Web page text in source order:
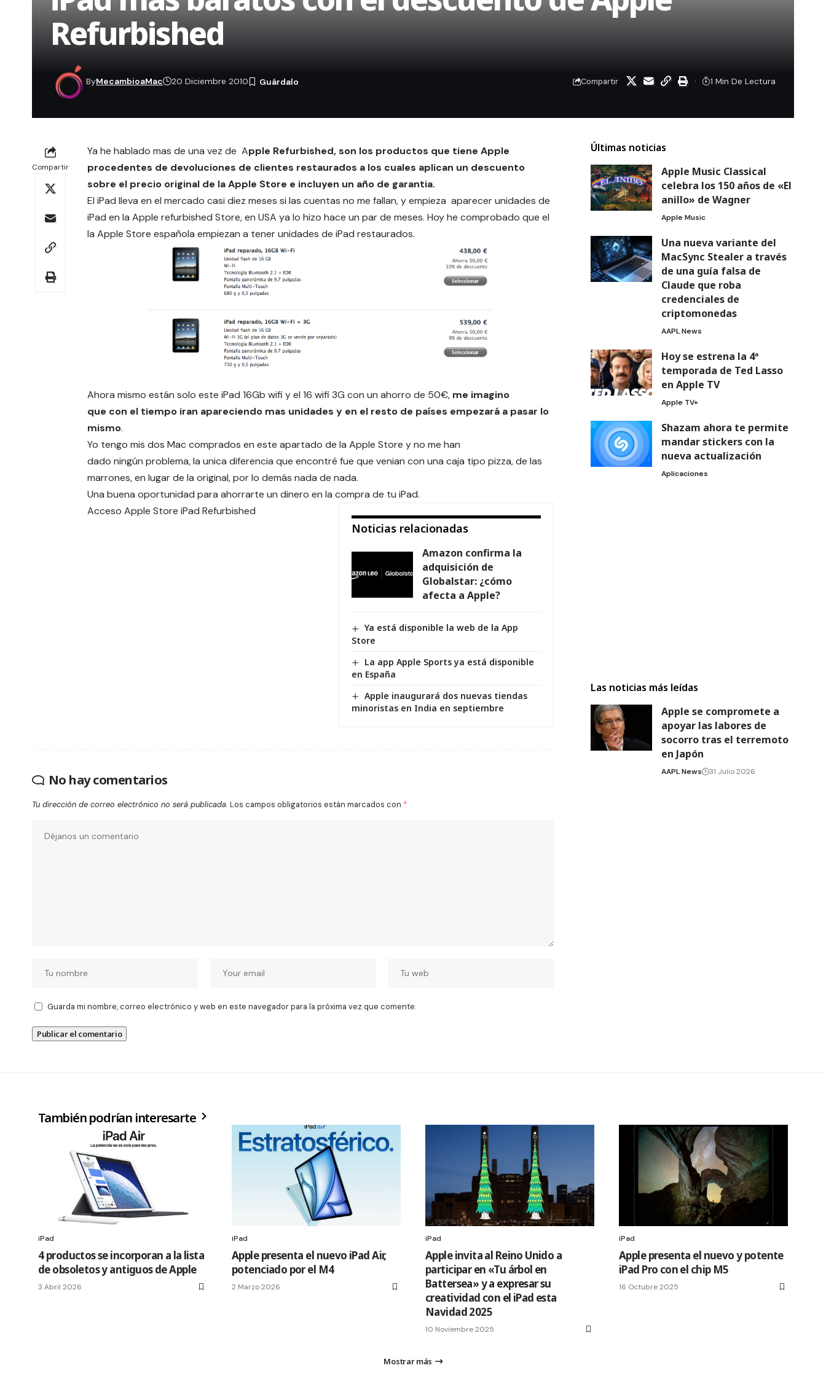
Refurbished
ByMecambioaMac 20 Diciembre 2010 Compartir 1 Min De Lectura
Compartir
Ya he hablado mas de una vez de Apple Refurbished, son los productos que tiene Apple
procedentes de devoluciones de clientes restaurados a los cuales aplican un descuento
sobre el precio original de la Apple Store e incluyen un año de garantia.
El iPad lleva en el mercado casi diez meses si las cuentas no me fallan, y empieza aparecer unidades de
iPad en la Apple refurbished Store, en USA ya lo hizo hace un par de meses. Hoy he comprobado que el
la Apple Store española empiezan a tener unidades de iPad restaurados.
Ahora mismo están solo este iPad 16Gb wifi y el 16 wifi 3G con un ahorro de 50€, me imagino
que con el tiempo iran apareciendo mas unidades y en el resto de países empezará a pasar lo
mismo.
Yo tengo mis dos Mac comprados en este apartado de la Apple Store y no me han
dado ningún problema, la unica diferencia que encontré fue que venian con una caja tipo pizza, de las
marrones, en lugar de la original, por lo demás nada de nada.
Una buena oportunidad para ahorrarte un dinero en la compra de tu iPad.
Noticias relacionadas
Amazon confirma la
adquisición de
Globalstar: ¿cómo
afecta a Apple?
Ya está disponible la web de la App
Store
La app Apple Sports ya está disponible
en España
Apple inaugurará dos nuevas tiendas
minoristas en India en septiembre
Acceso Apple Store iPad Refurbished
No hay comentarios
Tu dirección de correo electrónico no será publicada. Los campos obligatorios están marcados con *
Guarda mi nombre, correo electrónico y web en este navegador para la próxima vez que comente.
Últimas noticias
Apple Music Classical
celebra los 150 años de «El
anillo» de Wagner
Apple Music
Una nueva variante del
MacSync Stealer a través
de una guía falsa de
Claude que roba
credenciales de
criptomonedas
AAPL News
Hoy se estrena la 4ª
temporada de Ted Lasso
en Apple TV
Apple TV+
Shazam ahora te permite
mandar stickers con la
nueva actualización
Aplicaciones
Las noticias más leídas
Apple se compromete a
apoyar las labores de
socorro tras el terremoto
en Japón
AAPL News 31 Julio 2026
También podrían interesarte
iPad
4 productos se incorporan a la lista
de obsoletos y antiguos de Apple
3 Abril 2026
iPad
Apple presenta el nuevo iPad Air,
potenciado por el M4
2 Marzo 2026
iPad
Apple invita al Reino Unido a
participar en «Tu árbol en
Battersea» y a expresar su
creatividad con el iPad esta
Navidad 2025
10 Noviembre 2025
iPad
Apple presenta el nuevo y potente
iPad Pro con el chip M5
16 Octubre 2025
Mostrar más